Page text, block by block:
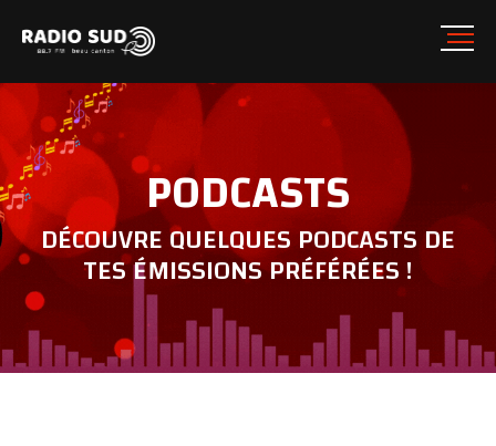
PODCASTS
DÉCOUVRE QUELQUES PODCASTS DE
TES ÉMISSIONS PRÉFÉRÉES !